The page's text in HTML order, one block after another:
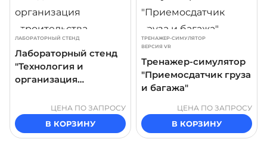
ЛАБОРАТОРНЫЙ СТЕНД
Лабораторный стенд
"Технология и
организация
железнодорожных
путепроводов"
ЦЕНА ПО ЗАПРОСУ
В КОРЗИНУ
ТРЕНАЖЕР-СИМУЛЯТОР
ВЕРСИЯ VR
Тренажер-симулятор
"Приемосдатчик груза
и багажа"
ЦЕНА ПО ЗАПРОСУ
В КОРЗИНУ